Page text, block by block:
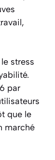
stress
par
que le
marché